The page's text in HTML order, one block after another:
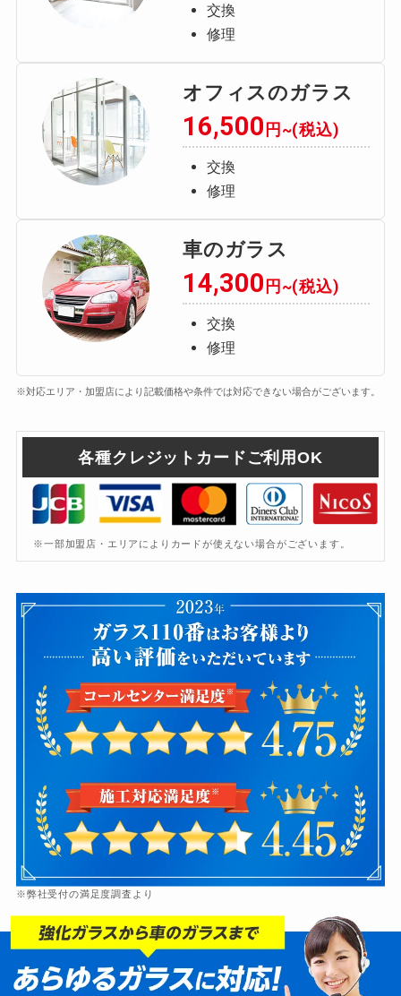
交換
修理
オフィスのガラス
16,500円~(税込)
交換
修理
車のガラス
14,300 円~(税込)
交換
修理
※対応エリア・加盟店により記載価格や条件では対応できない場合がございます。
各種クレジットカードご利用OK
※一部加盟店・エリアによりカードが使えない場合がございます。
※弊社受付の満足度調査より